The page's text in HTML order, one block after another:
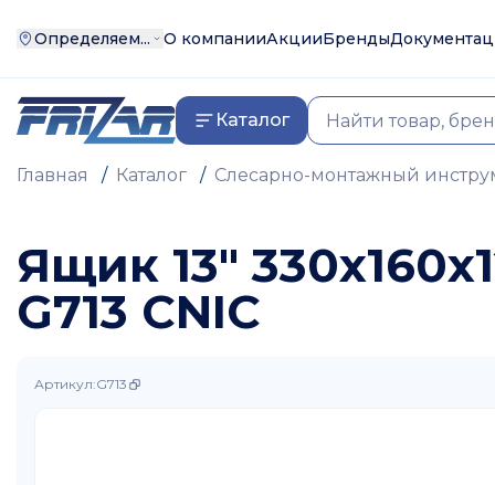
Определяем... О компанииАкцииБренды
Каталог
Главная / Каталог / Слесарно-монтажный
Ящик 13"
G713 CNIC
Артикул:G713